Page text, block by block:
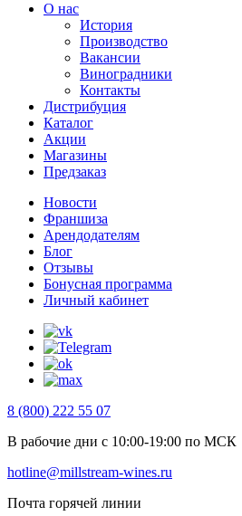
О нас
История
Производство
Вакансии
Виноградники
Контакты
Дистрибуция
Каталог
Акции
Магазины
Предзаказ
Новости
Франшиза
Арендодателям
Блог
Отзывы
Бонусная программа
Личный кабинет
8 (800) 222 55 07
В рабочие дни с 10:00-19:00 по МСК
hotline@millstream-wines.ru
Почта горячей линии